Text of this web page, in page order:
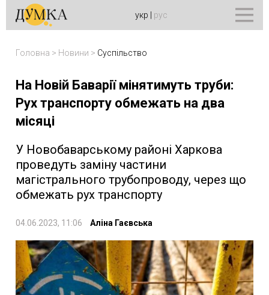
укр рус
Головна > Новини > Суспільство
На Новій Баварії мінятимуть труби:
Рух транспорту обмежать на два
місяці
У Новобаварському районі Харкова
проведуть заміну частини
магістрального трубопроводу, через що
обмежать рух транспорту
04.06.2023, 11:06 Аліна Гаєвська